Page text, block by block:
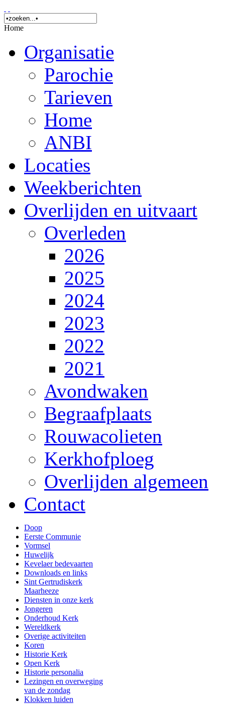
Home
Organisatie
Parochie
Tarieven
Home
ANBI
Locaties
Weekberichten
Overlijden en uitvaart
Overleden
2026
2025
2024
2023
2022
2021
Avondwaken
Begraafplaats
Rouwacolieten
Kerkhofploeg
Overlijden algemeen
Contact
Doop
Eerste Communie
Vormsel
Huwelijk
Kevelaer bedevaarten
Downloads en links
Sint Gertrudiskerk
Maarheeze
Diensten in onze kerk
Jongeren
Onderhoud Kerk
Wereldkerk
Overige activiteiten
Koren
Historie Kerk
Open Kerk
Historie personalia
Lezingen en overweging
van de zondag
Klokken luiden